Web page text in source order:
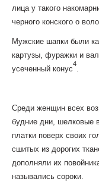
лица у такого
черного конского о
Мужские шапки были
картузы, фуражки и
усеченный конус
4
.
Среди женщин всех
будние дни, шелковые
платки поверх своих
сшитых из дорогих
дополняли их
назывались сороки.